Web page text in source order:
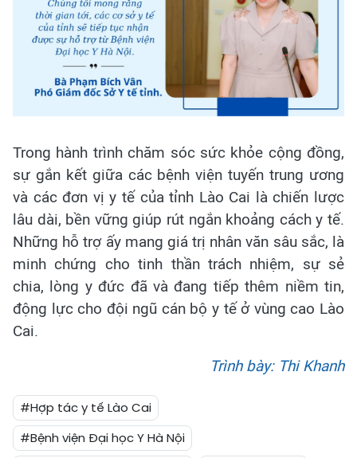
Trong hành trình chăm sóc sức khỏe cộng đồng,
sự gắn kết giữa các bệnh viện tuyến trung ương
và các đơn vị y tế của tỉnh Lào Cai là chiến lược
lâu dài, bền vững giúp rút ngắn khoảng cách y tế.
Những hỗ trợ ấy mang giá trị nhân văn sâu sắc, là
minh chứng cho tinh thần trách nhiệm, sự sẻ
chia, lòng y đức đã và đang tiếp thêm niềm tin,
động lực cho đội ngũ cán bộ y tế ở vùng cao Lào
Cai.
Trình bày: Thi Khanh
#Hợp tác y tế Lào Cai
#Bệnh viện Đại học Y Hà Nội